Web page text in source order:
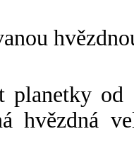
planetky od
hvězdná